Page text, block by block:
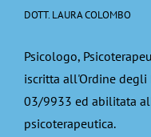
DOTT. LAURA COLOMBO
Psicologo,
iscritta all'Ordine degli
03/9933 ed abilitata
psicoterapeutica.